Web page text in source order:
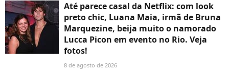
Até parece casal da Netflix: com look
preto chic, Luana Maia, irmã de Bruna
Marquezine, beija muito o namorado
Lucca Picon em evento no Rio. Veja
fotos!
8 de agosto de 2026